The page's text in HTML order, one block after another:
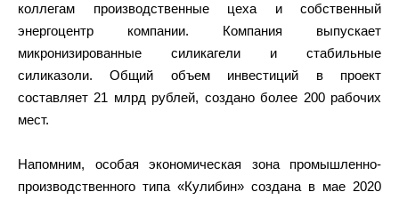
коллегам производственные цеха и собственный
энергоцентр компании. Компания выпускает
микронизированные силикагели и стабильные
силиказоли. Общий объем инвестиций в проект
составляет 21 млрд рублей, создано более 200 рабочих
мест.
Напомним, особая экономическая зона промышленно-
производственного типа «Кулибин» создана в мае 2020